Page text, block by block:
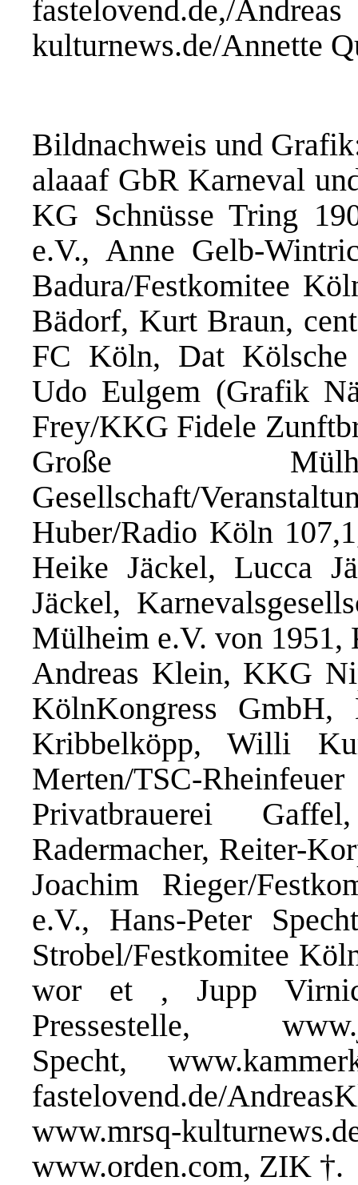
fastelovend.de,/
kulturnews.de/Annette
Bildnachweis und
alaaaf GbR Karneval
KG Schnüsse Tring
e.V., Anne Gelb-
Badura/Festkomitee
Bädorf, Kurt Braun,
FC Köln, Dat Kölsche
Udo Eulgem (Grafik
Frey/KKG Fidele
Große
Gesellschaft/
Huber/Radio Köln
Heike Jäckel, Lucca
Jäckel,
Mülheim e.V. von
Andreas Klein, KKG
KölnKongress GmbH,
Kribbelköpp, Willi
Merten/TSC-
Privatbrauerei
Radermacher, Reiter-
Joachim Rieger/
e.V., Hans-Peter
Strobel/Festkomitee
wor et , Jupp
Pressestelle,
Specht,
fastelovend.de/
www.mrsq-
www.orden.com, ZIK †.